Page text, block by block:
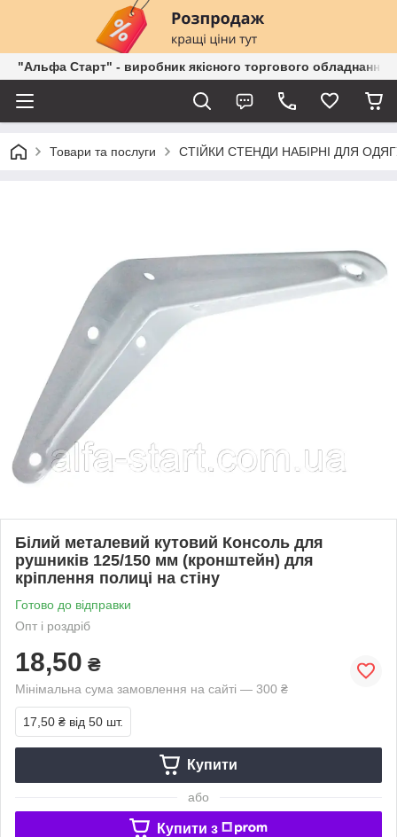
"Альфа Старт" - виробник якісного торгового обладнання
Товари та послуги СТІЙКИ СТЕНДИ НАБІРНІ ДЛЯ
Білий металевий кутовий Консоль для
рушників 125/150 мм (кронштейн) для
кріплення полиці на стіну
Готово до відправки
Опт і роздріб
18,50 ₴
Мінімальна сума замовлення на сайті — 300 ₴
17,50 ₴ від 50 шт.
Купити
або
Купити з